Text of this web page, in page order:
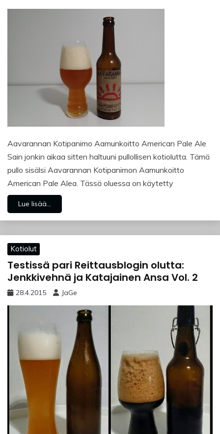
Aavarannan Kotipanimo Aamunkoitto American Pale Ale
Sain jonkin aikaa sitten haltuuni pullollisen kotiolutta. Tämä
pullo sisälsi Aavarannan Kotipanimon Aamunkoitto
American Pale Alea. Tässä oluessa on käytetty
Lue lisää...
Kotiolut
Testissä pari Reittausblogin olutta:
Jenkkivehnä ja Katajainen Ansa Vol. 2
28.4.2015 JaGe